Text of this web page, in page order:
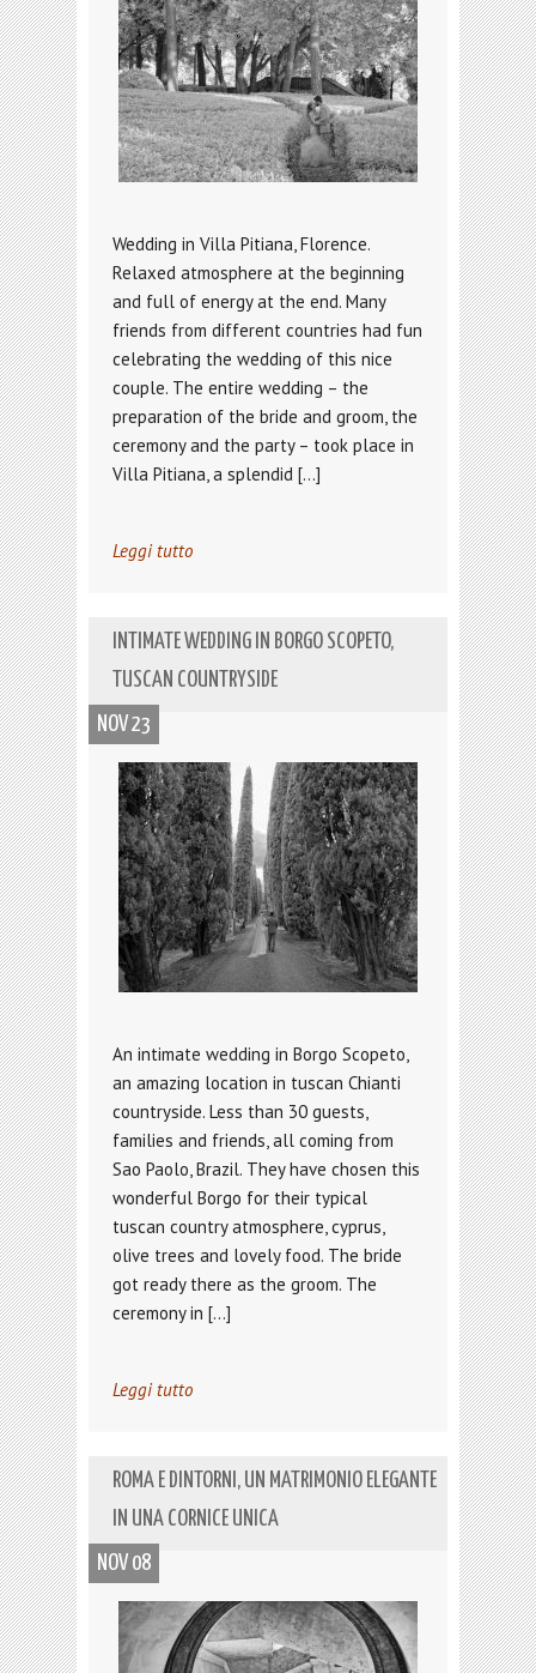
Wedding in Villa Pitiana, Florence.
Relaxed atmosphere at the beginning
and full of energy at the end. Many
friends from different countries had fun
celebrating the wedding of this nice
couple. The entire wedding – the
preparation of the bride and groom, the
ceremony and the party – took place in
Villa Pitiana, a splendid […]
Leggi tutto
INTIMATE WEDDING IN BORGO SCOPETO,
TUSCAN COUNTRYSIDE
NOV 23
An intimate wedding in Borgo Scopeto,
an amazing location in tuscan Chianti
countryside. Less than 30 guests,
families and friends, all coming from
Sao Paolo, Brazil. They have chosen this
wonderful Borgo for their typical
tuscan country atmosphere, cyprus,
olive trees and lovely food. The bride
got ready there as the groom. The
ceremony in […]
Leggi tutto
ROMA E DINTORNI, UN MATRIMONIO ELEGANTE
IN UNA CORNICE UNICA
NOV 08